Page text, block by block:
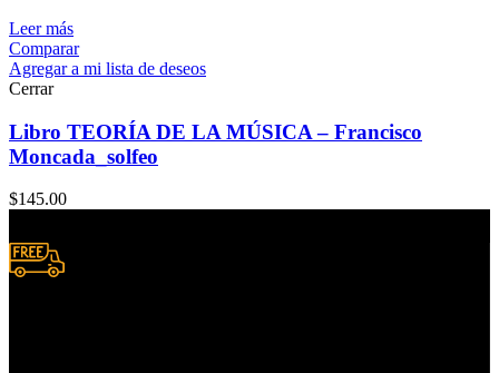
Leer más
Comparar
Agregar a mi lista de deseos
Cerrar
Libro TEORÍA DE LA MÚSICA – Francisco
Moncada_solfeo
$145.00